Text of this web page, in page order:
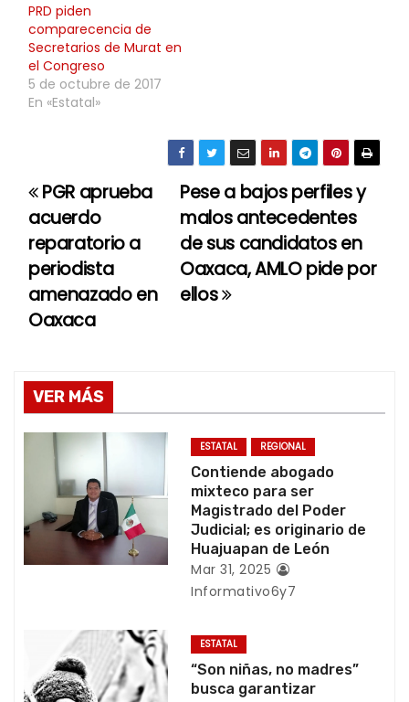
PRD piden
comparecencia de
Secretarios de Murat en
el Congreso
5 de octubre de 2017
En «Estatal»
N
a
v
e
a
c
ó
n
Pese a bajos perfiles y
malos antecedentes
de sus candidatos en
Oaxaca, AMLO pide por
ellos
PGR aprueba
acuerdo
reparatorio a
periodista
amenazado en
Oaxaca
VER MÁS
ESTATAL REGIONAL
Contiende abogado
mixteco para ser
Magistrado del Poder
Judicial; es originario de
Huajuapan de León
Mar 31, 2025
Informativo6y7
ESTATAL
“Son niñas, no madres”
busca garantizar